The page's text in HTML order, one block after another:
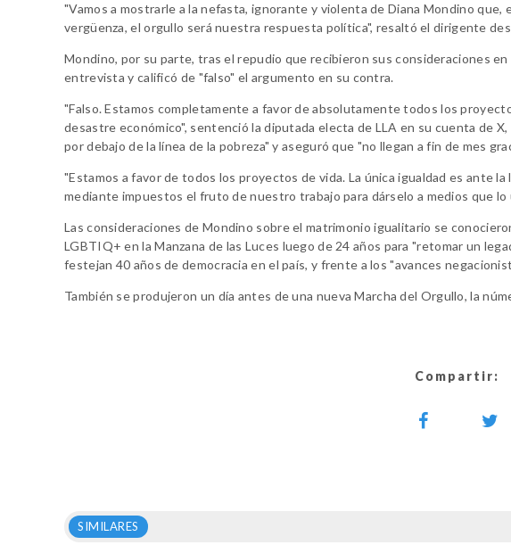
"Vamos a mostrarle a la nefasta, ignorante y violenta de Diana Mondino
vergüenza, el orgullo será nuestra respuesta política", resaltó el dirigente
Mondino, por su parte, tras el repudio que recibieron sus consideraciones
entrevista y calificó de "falso" el argumento en su contra.
"Falso. Estamos completamente a favor de absolutamente todos los
desastre económico", sentenció la diputada electa de LLA en su cuenta de
por debajo de la línea de la pobreza" y aseguró que "no llegan a fin de mes
"Estamos a favor de todos los proyectos de vida. La única igualdad es ante
mediante impuestos el fruto de nuestro trabajo para dárselo a medios que
Las consideraciones de Mondino sobre el matrimonio igualitario se
LGBTIQ+ en la Manzana de las Luces luego de 24 años para "retomar un
festejan 40 años de democracia en el país, y frente a los "avances
También se produjeron un día antes de una nueva Marcha del Orgullo, la
Compartir:
SIMILARES